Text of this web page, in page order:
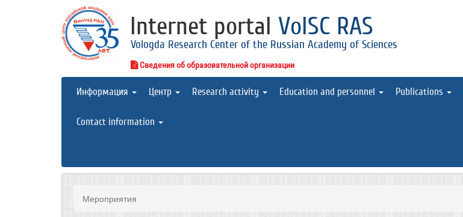
Internet portal VolSC RAS
Vologda Research Center of the Russian Academy of Sciences
Сведения об образовательной организации
Информация Центр Research activity Education and personnel Publications
Contact information
Мероприятия